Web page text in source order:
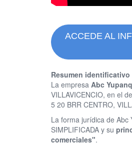
ACCEDE AL
Resumen identificativo
La empresa Abc
VILLAVICENCIO, en el
5 20 BRR CENTRO,
La forma jurídica de Abc
SIMPLIFICADA y su
comerciales".